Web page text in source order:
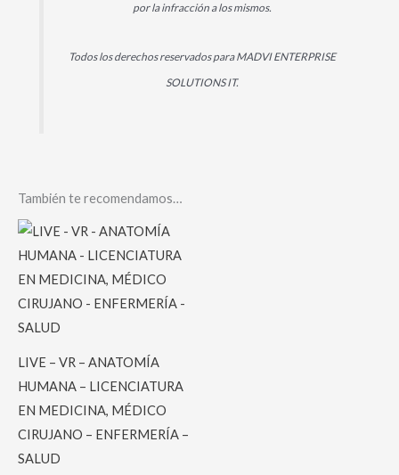
por la infracción a los mismos.
Todos los derechos reservados para MADVI ENTERPRISE
SOLUTIONS IT.
También te recomendamos…
LIVE – VR – ANATOMÍA
HUMANA – LICENCIATURA
EN MEDICINA, MÉDICO
CIRUJANO – ENFERMERÍA –
SALUD